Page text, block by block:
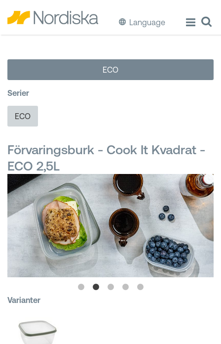
Language
Laga & Förvara mat
Förvaring
Källsortering
Hinkar & Tunnor
Kundkorgar
ECO
Serier
ECO
Förvaringsburk - Cook It Kvadrat -
ECO 2,5L
Varianter